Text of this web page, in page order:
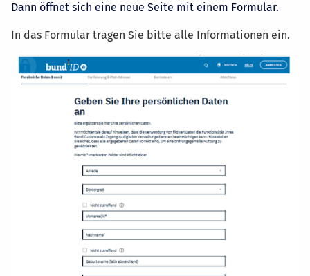
Dann öffnet sich eine neue Seite mit einem Formular.
In das Formular tragen Sie bitte alle Informationen ein.